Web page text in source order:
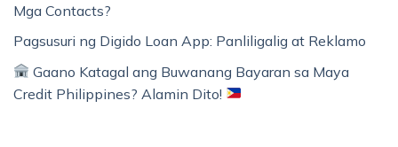
Mga Contacts?
Pagsusuri ng Digido Loan App: Panliligalig at Reklamo
Gaano Katagal ang Buwanang Bayaran sa Maya
Credit Philippines? Alamin Dito!